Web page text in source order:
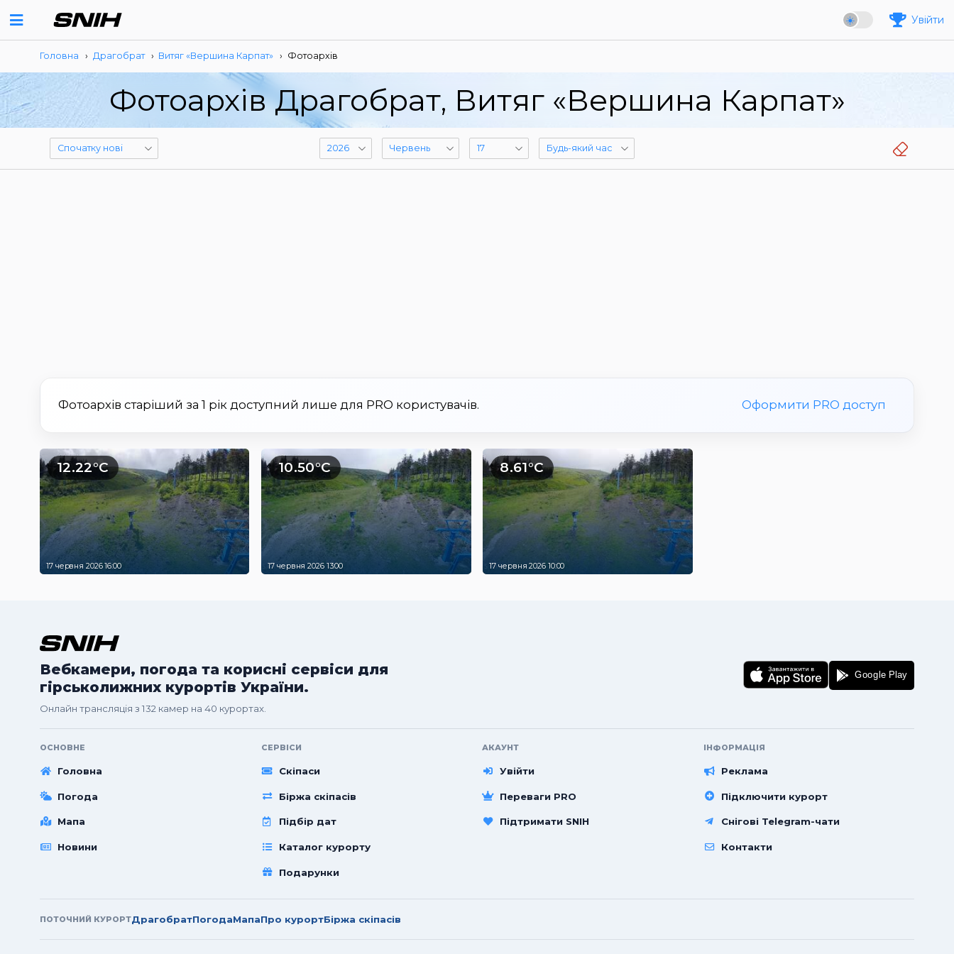
Увійти
Головна › Драгобрат › Витяг «Вершина Карпат» › Фотоархів
Фотоархів Драгобрат, Витяг «Вершина Карпат»
Фотоархів старіший за 1 рік доступний лише для PRO користувачів. Оформити PRO доступ
12.22°C
17 червня 2026 16:00
10.50°C
17 червня 2026 13:00
8.61°C
17 червня 2026 10:00
Вебкамери, погода та корисні сервіси для
гірськолижних курортів України.
Онлайн трансляція з 132 камер на 40 курортах.
ОСНОВНЕ
Головна
Погода
Мапа
Новини
СЕРВІСИ
Скіпаси
Біржа скіпасів
Підбір дат
Каталог курорту
Подарунки
АКАУНТ
Увійти
Переваги PRO
Підтримати SNIH
ІНФОРМАЦІЯ
Реклама
Підключити курорт
Снігові Telegram-чати
Контакти
ПОТОЧНИЙ КУРОРТДрагобратПогодаМапаПро курортБіржа скіпасів